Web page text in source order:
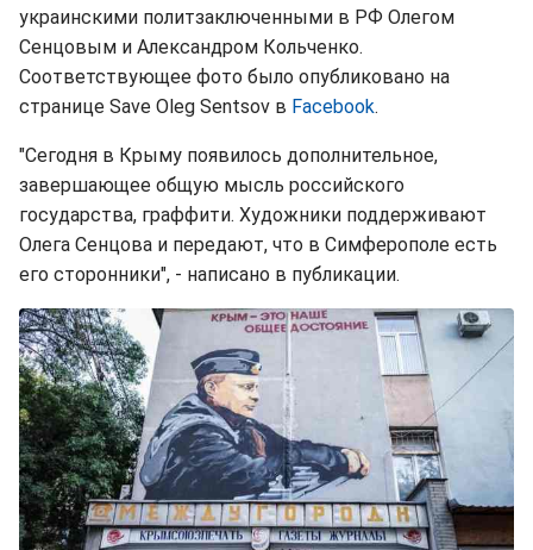
украинскими политзаключенными в РФ Олегом
Сенцовым и Александром Кольченко.
Соответствующее фото было опубликовано на
странице Save Oleg Sentsov в Facebook.
"Сегодня в Крыму появилось дополнительное,
завершающее общую мысль российского
государства, граффити. Художники поддерживают
Олега Сенцова и передают, что в Симферополе есть
его сторонники", - написано в публикации.